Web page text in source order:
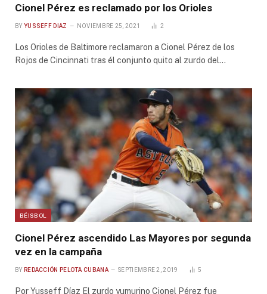
Cionel Pérez es reclamado por los Orioles
BY YUSSEFF DIAZ NOVIEMBRE 25, 2021 2
Los Orioles de Baltimore reclamaron a Cionel Pérez de los
Rojos de Cincinnati tras él conjunto quito al zurdo del…
BÉISBOL
Cionel Pérez ascendido Las Mayores por segunda
vez en la campaña
BY REDACCIÓN PELOTA CUBANA SEPTIEMBRE 2, 2019 5
Por Yusseff Díaz El zurdo yumurino Cionel Pérez fue